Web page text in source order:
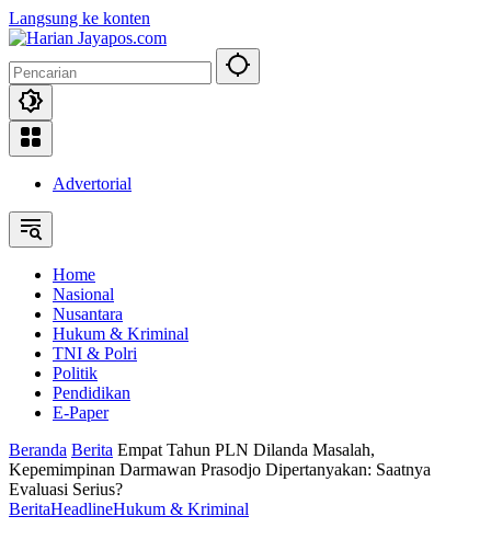
Langsung ke konten
Advertorial
Home
Nasional
Nusantara
Hukum & Kriminal
TNI & Polri
Politik
Pendidikan
E-Paper
Beranda Berita Empat Tahun PLN Dilanda Masalah,
Kepemimpinan Darmawan Prasodjo Dipertanyakan: Saatnya
Evaluasi Serius?
BeritaHeadlineHukum & Kriminal